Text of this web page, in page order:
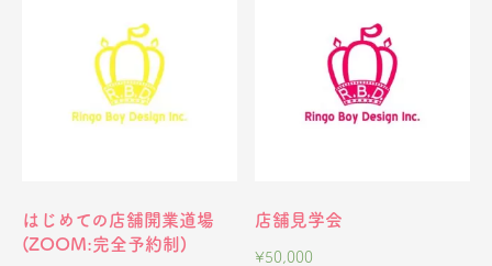
はじめての店舗開業道場
(ZOOM:完全予約制)
店舗見学会
¥50,000